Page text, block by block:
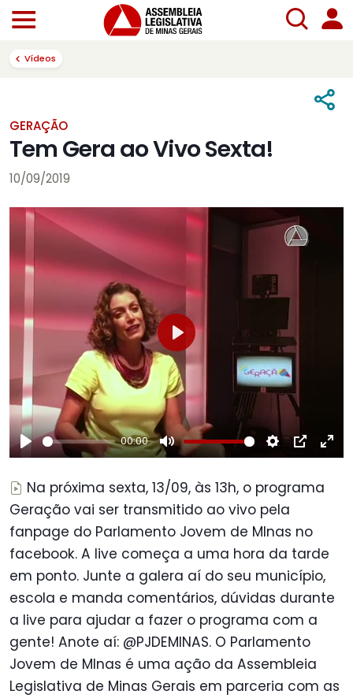
Vídeos
GERAÇÃO
Tem Gera ao Vivo Sexta!
10/09/2019
Play
00:00
Mute Settings
PIP
Play
Na próxima sexta, 13/09, às 13h, o programa
Geração vai ser transmitido ao vivo pela
fanpage do Parlamento Jovem de MInas no
facebook. A live começa a uma hora da tarde
em ponto. Junte a galera aí do seu município,
escola e manda comentários, dúvidas durante
a live para ajudar a fazer o programa com a
gente! Anote aí: @PJDEMINAS. O Parlamento
Jovem de MInas é uma ação da Assembleia
Legislativa de Minas Gerais em parceria com as